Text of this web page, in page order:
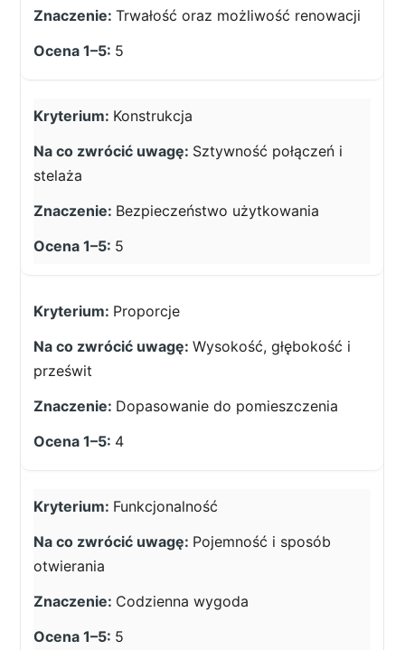
Trwałość oraz możliwość renowacji
5
Konstrukcja
Sztywność połączeń i
stelaża
Bezpieczeństwo użytkowania
5
Proporcje
Wysokość, głębokość i
prześwit
Dopasowanie do pomieszczenia
4
Funkcjonalność
Pojemność i sposób
otwierania
Codzienna wygoda
5